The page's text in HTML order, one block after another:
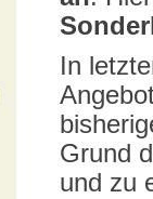
In
Grund
und zu